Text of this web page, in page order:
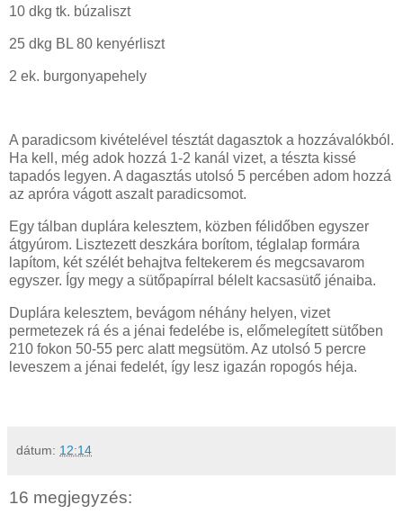
10 dkg tk. búzaliszt
25 dkg BL 80 kenyérliszt
2 ek. burgonyapehely
A paradicsom kivételével tésztát dagasztok a hozzávalókból.
Ha kell, még adok hozzá 1-2 kanál vizet, a tészta kissé
tapadós legyen. A dagasztás utolsó 5 percében adom hozzá
az apróra vágott aszalt paradicsomot.
Egy tálban duplára kelesztem, közben félidőben egyszer
átgyúrom. Lisztezett deszkára borítom, téglalap formára
lapítom, két szélét behajtva feltekerem és megcsavarom
egyszer. Így megy a sütőpapírral bélelt kacsasütő jénaiba.
Duplára kelesztem, bevágom néhány helyen, vizet
permetezek rá és a jénai fedelébe is, előmelegített sütőben
210 fokon 50-55 perc alatt megsütöm. Az utolsó 5 percre
leveszem a jénai fedelét, így lesz igazán ropogós héja.
dátum: 12:14
16 megjegyzés: